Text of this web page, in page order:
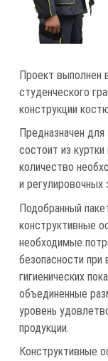
Проект выполнен
студенческого
конструкции
Предназначен
состоит из
количество
и регулировочных
Подобранный
конструктивные
необходимые
безопасности
гигиенических
объединенные
уровень
продукции.
Конструктивные